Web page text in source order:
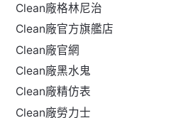
Clean廠格林尼治
Clean廠官方旗艦店
Clean廠官網
Clean廠黑水鬼
Clean廠精仿表
Clean廠勞力士